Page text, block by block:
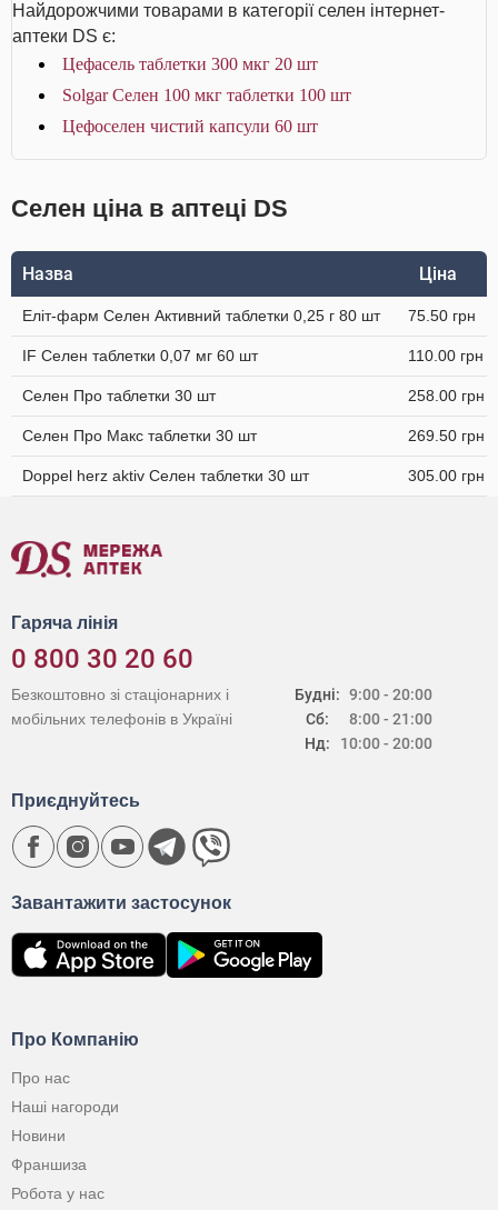
Найдорожчими товарами в категорії селен інтернет-
аптеки DS є:
Цефасель таблетки 300 мкг 20 шт
Solgar Селен 100 мкг таблетки 100 шт
Цефоселен чистий капсули 60 шт
Селен ціна в аптеці DS
Назва Ціна
Еліт-фарм Селен Активний таблетки 0,25 г 80 шт 75.50 грн
IF Селен таблетки 0,07 мг 60 шт 110.00 грн
Селен Про таблетки 30 шт 258.00 грн
Селен Про Макс таблетки 30 шт 269.50 грн
Doppel herz aktiv Селен таблетки 30 шт 305.00 грн
Гаряча лінія
0 800 30 20 60
Будні:
Сб:
Нд:
9:00 - 20:00
8:00 - 21:00
10:00 - 20:00
Безкоштовно зі стаціонарних і
мобільних телефонів в Україні
Про Компанію
Про нас
Наші нагороди
Новини
Франшиза
Робота у нас
Завантажити застосунок
Приєднуйтесь